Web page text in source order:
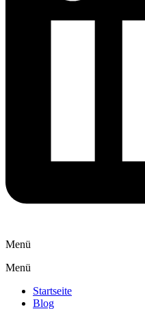
Menü
Menü
Startseite
Blog